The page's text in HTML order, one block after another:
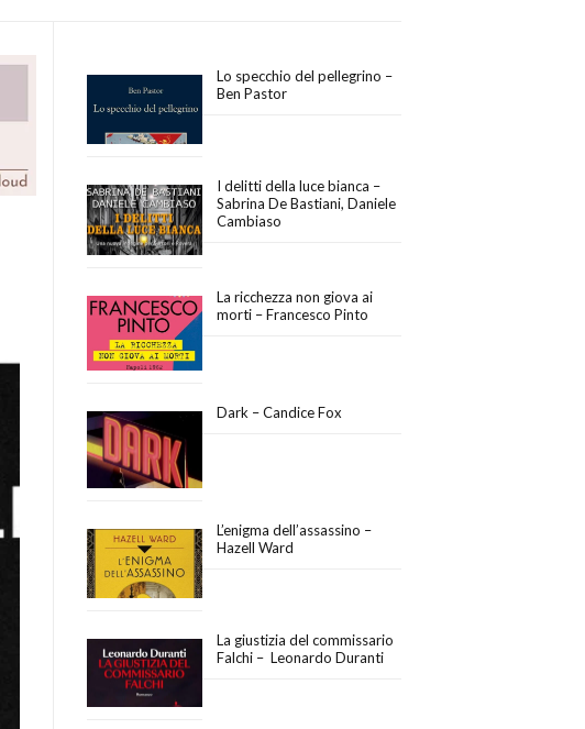
Lo specchio del pellegrino –
Ben Pastor
I delitti della luce bianca –
Sabrina De Bastiani, Daniele
Cambiaso
La ricchezza non giova ai
morti – Francesco Pinto
Dark – Candice Fox
L’enigma dell’assassino –
Hazell Ward
La giustizia del commissario
Falchi – Leonardo Duranti